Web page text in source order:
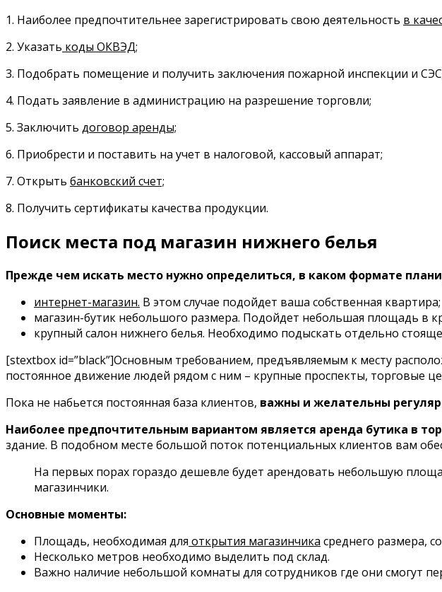
1. Наиболее предпочтительнее зарегистрировать свою деятельность в
2. Указать коды ОКВЭД;
3. Подобрать помещение и получить заключения пожарной инспекции и
4. Подать заявление в администрацию на разрешение торговли;
5. Заключить договор аренды;
6. Приобрести и поставить на учет в налоговой, кассовый аппарат;
7. Открыть банковский счет;
8. Получить сертификаты качества продукции.
Поиск места под магазин нижнего белья
Прежде чем искать место нужно определиться, в каком формате
интернет-магазин. В этом случае подойдет ваша собственная квартира;
магазин-бутик небольшого размера. Подойдет небольшая площадь в
крупный салон нижнего белья. Необходимо подыскать отдельно
[stextbox id=”black”]Основным требованием, предъявляемым к месту
постоянное движение людей рядом с ним – крупные проспекты, торговые
Пока не набьется постоянная база клиентов, важны и желательны
Наиболее предпочтительным вариантом является аренда бутика в
здание. В подобном месте большой поток потенциальных клиентов вам
На первых порах гораздо дешевле будет арендовать небольшую
магазинчики.
Основные моменты:
Площадь, необходимая для открытия магазинчика среднего размера,
Несколько метров необходимо выделить под склад.
Важно наличие небольшой комнаты для сотрудников где они смогут